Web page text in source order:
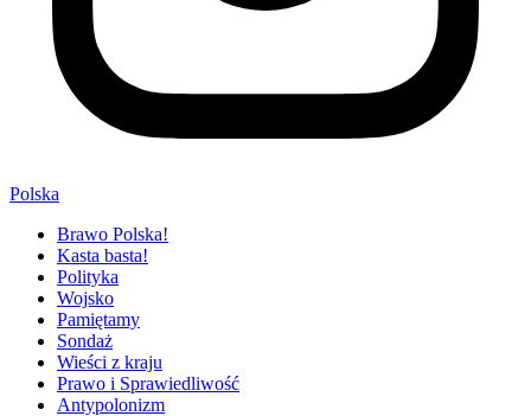
Polska
Brawo Polska!
Kasta basta!
Polityka
Wojsko
Pamiętamy
Sondaż
Wieści z kraju
Prawo i Sprawiedliwość
Antypolonizm